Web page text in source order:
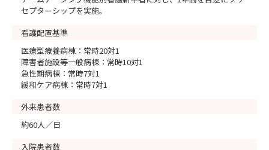
セプターシップを実施。
看護配置基準
医療型療養病棟：常時20対1
障害者施設等一般病棟：常時10対1
急性期病棟：常時7対1
緩和ケア病棟：常時7対1
外来患者数
約60人／日
入院患者数